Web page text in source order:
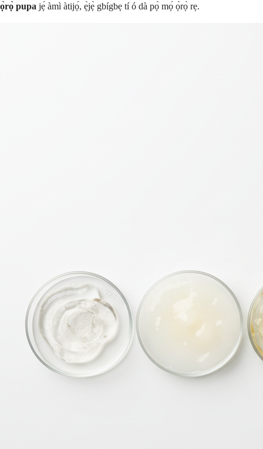
ọ̀rọ̀ pupa jẹ́ àmì àtijọ́, ẹ̀jẹ̀ gbígbẹ tí ó dà pọ̀ mọ́ ọ̀rọ̀ rẹ.